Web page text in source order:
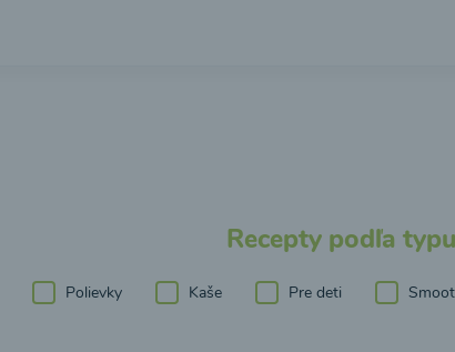
Recepty podľa
Polievky Kaše Pre deti